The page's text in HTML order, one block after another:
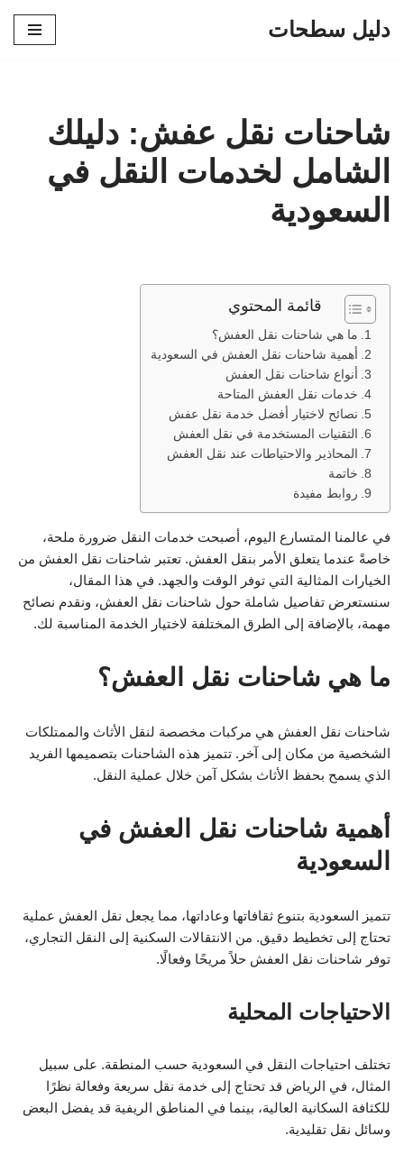
دليل سطحات
شاحنات نقل عفش: دليلك
الشامل لخدمات النقل في
السعودية
قائمة المحتوي
ما هي شاحنات نقل العفش؟
أهمية شاحنات نقل العفش في السعودية
أنواع شاحنات نقل العفش
خدمات نقل العفش المتاحة
نصائح لاختيار أفضل خدمة نقل عفش
التقنيات المستخدمة في نقل العفش
المحاذير والاحتياطات عند نقل العفش
خاتمة
روابط مفيدة
في عالمنا المتسارع اليوم، أصبحت خدمات النقل ضرورة ملحة،
خاصةً عندما يتعلق الأمر بنقل العفش. تعتبر شاحنات نقل العفش من
الخيارات المثالية التي توفر الوقت والجهد. في هذا المقال،
سنستعرض تفاصيل شاملة حول شاحنات نقل العفش، ونقدم نصائح
مهمة، بالإضافة إلى الطرق المختلفة لاختيار الخدمة المناسبة لك.
ما هي شاحنات نقل العفش؟
شاحنات نقل العفش هي مركبات مخصصة لنقل الأثاث والممتلكات
الشخصية من مكان إلى آخر. تتميز هذه الشاحنات بتصميمها الفريد
الذي يسمح بحفظ الأثاث بشكل آمن خلال عملية النقل.
أهمية شاحنات نقل العفش في
السعودية
تتميز السعودية بتنوع ثقافاتها وعاداتها، مما يجعل نقل العفش عملية
تحتاج إلى تخطيط دقيق. من الانتقالات السكنية إلى النقل التجاري،
توفر شاحنات نقل العفش حلاً مريحًا وفعالًا.
الاحتياجات المحلية
تختلف احتياجات النقل في السعودية حسب المنطقة. على سبيل
المثال، في الرياض قد تحتاج إلى خدمة نقل سريعة وفعالة نظرًا
للكثافة السكانية العالية، بينما في المناطق الريفية قد يفضل البعض
وسائل نقل تقليدية.